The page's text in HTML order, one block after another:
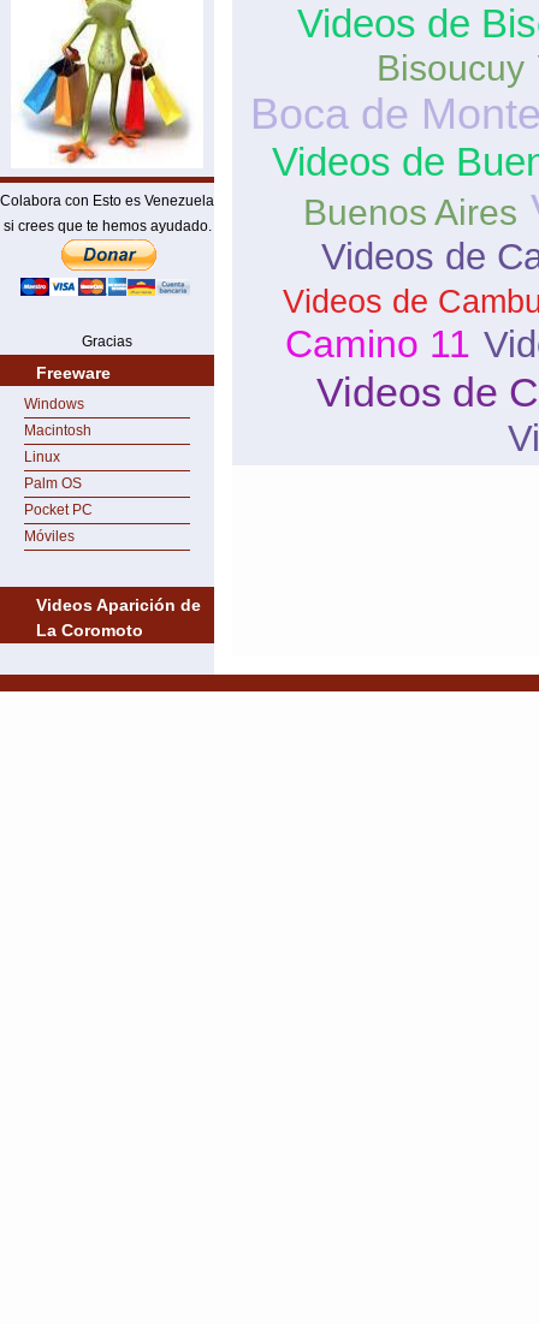
Colabora con Esto es Venezuela
si crees que te hemos ayudado.
Gracias
Freeware
Windows
Macintosh
Linux
Palm OS
Pocket PC
Móviles
Videos Aparición de
La Coromoto
Videos de
Bisoucuy
Boca de
Videos de
Buenos Aires
Videos de
Videos de
Camino 11
Videos de